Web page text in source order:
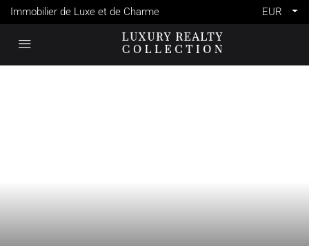
Immobilier de Luxe et de Charme EUR